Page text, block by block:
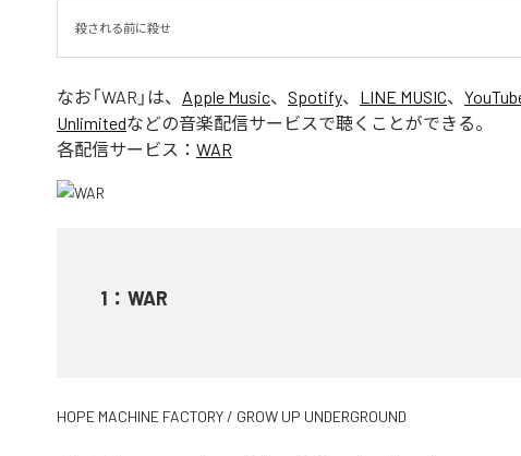
殺される前に殺せ
なお「WAR 」は、 Apple Music、 Spotify、 LINE MUSIC、
Unlimitedなどの音楽配信サービスで聴くことができる。
各配信サービス： WAR
1 ： WAR
HOPE MACHINE FACTORY / GROW UP UNDERGROUND